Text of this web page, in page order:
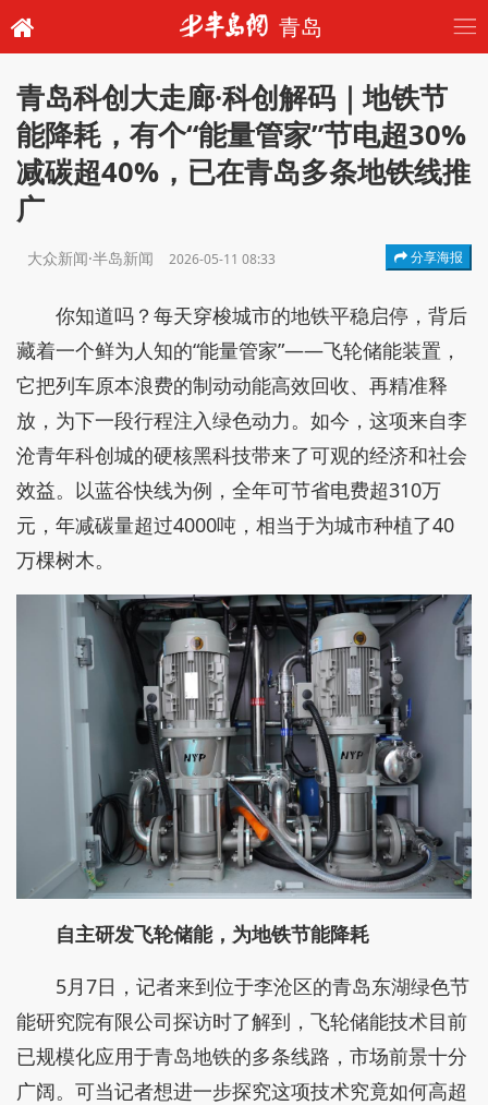
青岛
青岛科创大走廊·科创解码｜地铁节
能降耗，有个“能量管家”节电超30%
减碳超40%，已在青岛多条地铁线推
广
大众新闻·半岛新闻 2026-05-11 08:33 分享海报
你知道吗？每天穿梭城市的地铁平稳启停，背后
藏着一个鲜为人知的“能量管家”——飞轮储能装置，
它把列车原本浪费的制动动能高效回收、再精准释
放，为下一段行程注入绿色动力。如今，这项来自李
沧青年科创城的硬核黑科技带来了可观的经济和社会
效益。以蓝谷快线为例，全年可节省电费超310万
元，年减碳量超过4000吨，相当于为城市种植了40
万棵树木。
自主研发飞轮储能，为地铁节能降耗
5月7日，记者来到位于李沧区的青岛东湖绿色节
能研究院有限公司探访时了解到，飞轮储能技术目前
已规模化应用于青岛地铁的多条线路，市场前景十分
广阔。可当记者想进一步探究这项技术究竟如何高超